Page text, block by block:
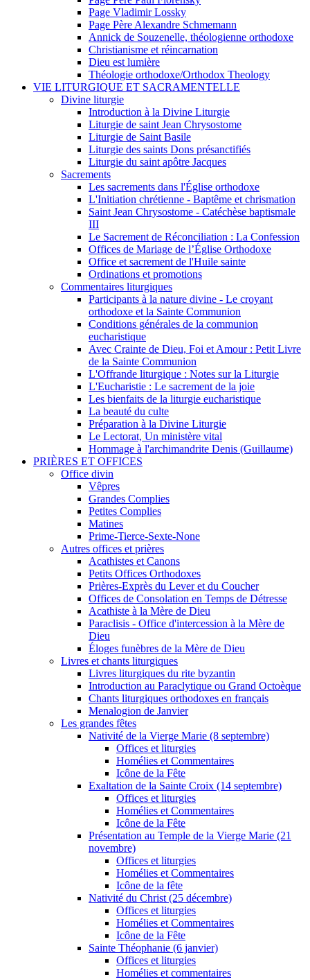
Page Vladimir Lossky
Page Père Alexandre Schmemann
Annick de Souzenelle, théologienne orthodoxe
Christianisme et réincarnation
Dieu est lumière
Théologie orthodoxe/Orthodox Theology
VIE LITURGIQUE ET SACRAMENTELLE
Divine liturgie
Introduction à la Divine Liturgie
Liturgie de saint Jean Chrysostome
Liturgie de Saint Basile
Liturgie des saints Dons présanctifiés
Liturgie du saint apôtre Jacques
Sacrements
Les sacrements dans l'Église orthodoxe
L'Initiation chrétienne - Baptême et chrismation
Saint Jean Chrysostome - Catéchèse baptismale
III
Le Sacrement de Réconciliation : La Confession
Offices de Mariage de l’Église Orthodoxe
Office et sacrement de l'Huile sainte
Ordinations et promotions
Commentaires liturgiques
Participants à la nature divine - Le croyant
orthodoxe et la Sainte Communion
Conditions générales de la communion
eucharistique
Avec Crainte de Dieu, Foi et Amour : Petit Livre
de la Sainte Communion
L'Offrande liturgique : Notes sur la Liturgie
L'Eucharistie : Le sacrement de la joie
Les bienfaits de la liturgie eucharistique
La beauté du culte
Préparation à la Divine Liturgie
Le Lectorat, Un ministère vital
Hommage à l'archimandrite Denis (Guillaume)
PRIÈRES ET OFFICES
Office divin
Vêpres
Grandes Complies
Petites Complies
Matines
Prime-Tierce-Sexte-None
Autres offices et prières
Acathistes et Canons
Petits Offices Orthodoxes
Prières-Exprès du Lever et du Coucher
Offices de Consolation en Temps de Détresse
Acathiste à la Mère de Dieu
Paraclisis - Office d'intercession à la Mère de
Dieu
Éloges funèbres de la Mère de Dieu
Livres et chants liturgiques
Livres liturgiques du rite byzantin
Introduction au Paraclytique ou Grand Octoèque
Chants liturgiques orthodoxes en français
Menalogion de Janvier
Les grandes fêtes
Nativité de la Vierge Marie (8 septembre)
Offices et liturgies
Homélies et Commentaires
Icône de la Fête
Exaltation de la Sainte Croix (14 septembre)
Offices et liturgies
Homélies et Commentaires
Icône de la Fête
Présentation au Temple de la Vierge Marie (21
novembre)
Offices et liturgies
Homélies et Commentaires
Icône de la fête
Nativité du Christ (25 décembre)
Offices et liturgies
Homélies et Commentaires
Icône de la Fête
Sainte Théophanie (6 janvier)
Offices et liturgies
Homélies et commentaires